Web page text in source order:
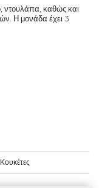
ντουλάπα, καθώς και
Η μονάδα έχει 3